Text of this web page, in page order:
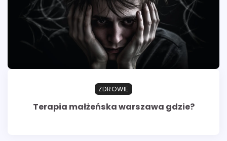
ZDROWIE
Terapia małżeńska warszawa gdzie?